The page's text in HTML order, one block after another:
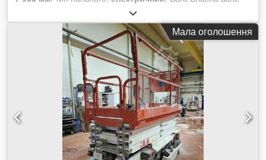
2710 кг Функціональні характеристики Вантажопідйомність:
450 кг Робоча висота: 990 см Розміри вантажного відсіку:
250 x 117 x 234 см Маркування CE: так Стан Загальний
стан: середній Технічний стан: середній Зовнішній стан:
середній Додаткова інформація Умови поставки: EXW
Додаткова інформація Codjv Tiwyspfx Ah Eerf Звертайтеся
до Крістіана Тейссена для отримання додаткової
інформації. Виробник: JLG Тип: 2646ES Рік випуску: 2012
Тип продукту: Вживаний Дані: Максимальна робоча висота:
9,90 м Максимальна висота платформи: 7,90 м
Вантажопідйомність: 450 кг Вантажопідйомність при
висуванні: 120 кг Тип приводу: Акумулятор Розміри
Мала оголошення